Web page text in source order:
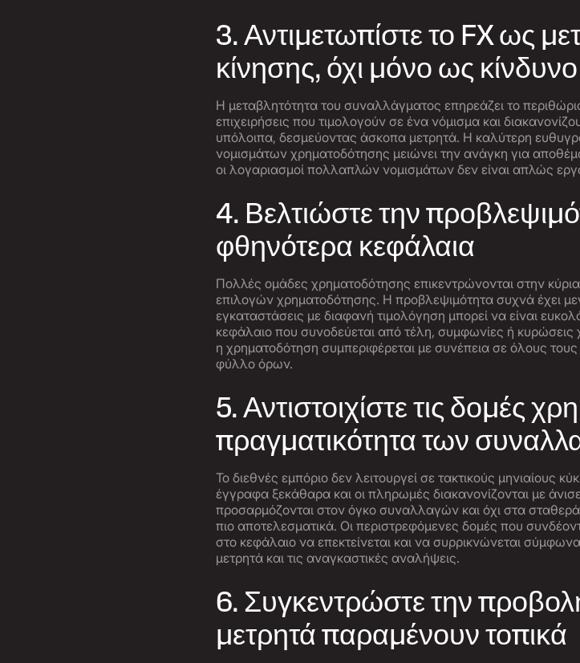
3. Αντιμετωπίστε το FX ως
κίνησης, όχι μόνο ως κίνδυνο
Η μεταβλητότητα του συναλλάγματος επηρεάζει το
επιχειρήσεις που τιμολογούν σε ένα νόμισμα και
υπόλοιπα, δεσμεύοντας άσκοπα μετρητά. Η καλύτερη
νομισμάτων χρηματοδότησης μειώνει την ανάγκη για
οι λογαριασμοί πολλαπλών νομισμάτων δεν είναι απλώς
4. Βελτιώστε την
φθηνότερα κεφάλαια
Πολλές ομάδες χρηματοδότησης επικεντρώνονται στην
επιλογών χρηματοδότησης. Η προβλεψιμότητα συχνά έχει
εγκαταστάσεις με διαφανή τιμολόγηση μπορεί να είναι
κεφάλαιο που συνοδεύεται από τέλη, συμφωνίες ή κυρώσεις
η χρηματοδότηση συμπεριφέρεται με συνέπεια σε όλους
φύλλο όρων.
5. Αντιστοιχίστε τις δομές
πραγματικότητα των
Το διεθνές εμπόριο δεν λειτουργεί σε τακτικούς μηνιαίους
έγγραφα ξεκάθαρα και οι πληρωμές διακανονίζονται με
προσαρμόζονται στον όγκο συναλλαγών και όχι στα
πιο αποτελεσματικά. Οι περιστρεφόμενες δομές που
στο κεφάλαιο να επεκτείνεται και να συρρικνώνεται
μετρητά και τις αναγκαστικές αναλήψεις.
6. Συγκεντρώστε την
μετρητά παραμένουν τοπικά